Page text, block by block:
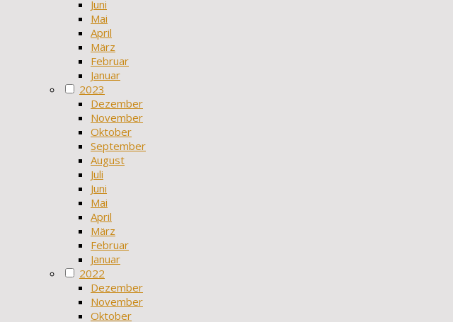
Juni
Mai
April
März
Februar
Januar
2023
Dezember
November
Oktober
September
August
Juli
Juni
Mai
April
März
Februar
Januar
2022
Dezember
November
Oktober